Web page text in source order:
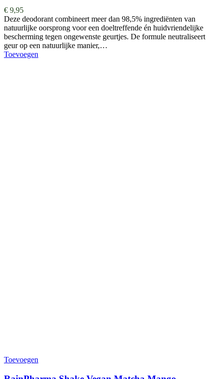
€ 9,95
Deze deodorant combineert meer dan 98,5% ingrediënten van
natuurlijke oorsprong voor een doeltreffende én huidvriendelijke
bescherming tegen ongewenste geurtjes. De formule neutraliseert
geur op een natuurlijke manier,…
Toevoegen
Toevoegen